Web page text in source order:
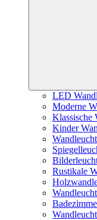
LED
Moderne
Klassische
Kinder
Rustikale